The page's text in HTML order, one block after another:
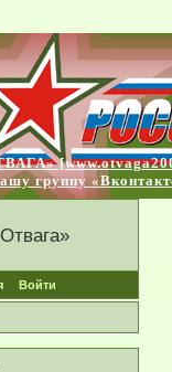
группу
Войти